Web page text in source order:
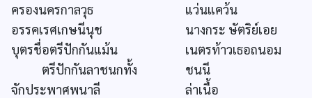
ครองนครกาลวุธ
แว่นแคว้น
อรรคเรศเกษนีนุช
นางกระ ษัตริย์เอย
บุตรชื่อตรีปักกันแม้น
เนตรท้าวเธอถนอม
ตรีปักกันลาชนกทั้ง
ชนนี
จักประพาศพนาลี
ล่าเนื้อ